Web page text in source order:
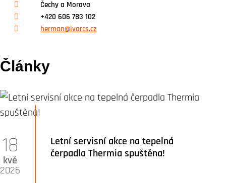
Čechy a Morava
+420 606 783 102
herman@ivarcs.cz
Články
Letní servisní akce na tepelná
čerpadla Thermia spuštěna!
18
kvě
2026